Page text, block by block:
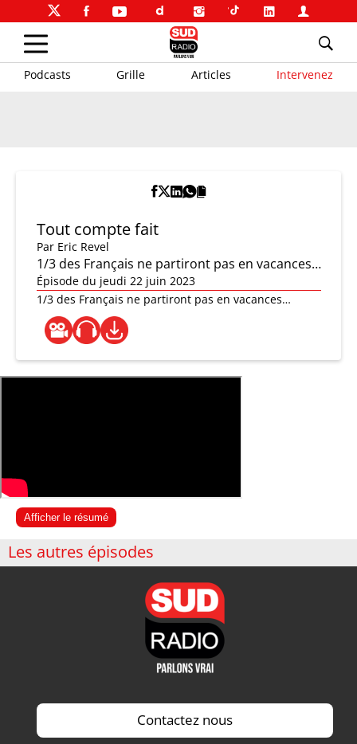
Podcasts Grille Articles Intervenez
Tout compte fait
Par Eric Revel
1/3 des Français ne partiront pas en vacances…
Épisode du jeudi 22 juin 2023
1/3 des Français ne partiront pas en vacances…
Afficher le résumé
Les autres épisodes
Contactez nous